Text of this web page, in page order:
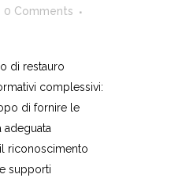
0 Comments
di restauro
complessivi:
di fornire le
adeguata
riconoscimento
supporti